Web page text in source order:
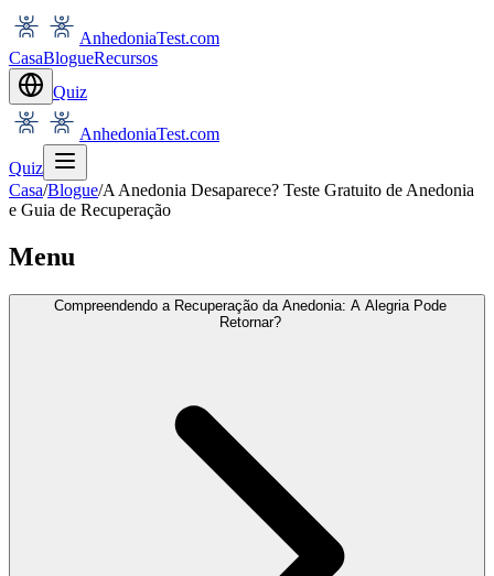
AnhedoniaTest.com
CasaBlogueRecursos
Quiz
AnhedoniaTest.com
Quiz
Casa/Blogue/A Anedonia Desaparece? Teste Gratuito de Anedonia
e Guia de Recuperação
Menu
Compreendendo a Recuperação da Anedonia: A Alegria Pode
Retornar?